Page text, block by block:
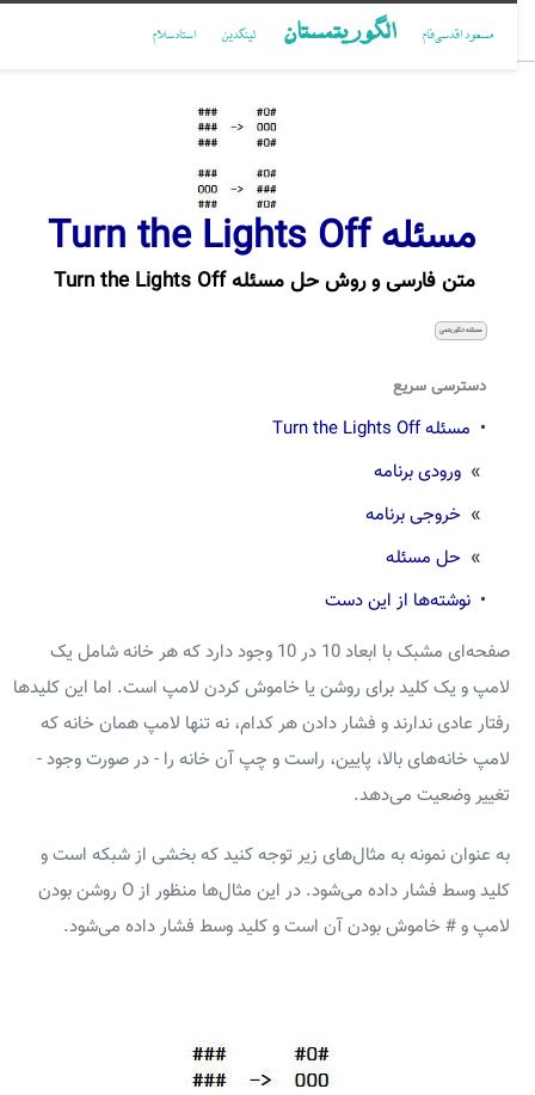
مسعود اقدسی‌فام الگوریتمستان لینکدین استادسلام
مسئله Turn the Lights Off
متن فارسی و روش حل مسئله Turn the Lights Off
مسئله الگوریتمی
دسترسی سریع
مسئله Turn the Lights Off
»ورودی برنامه
»خروجی برنامه
»حل مسئله
نوشته‌ها از این دست
صفحه‌ای مشبک با ابعاد 10 در 10 وجود دارد که هر خانه شامل یک
لامپ و یک کلید برای روشن یا خاموش کردن لامپ است. اما این کلیدها
رفتار عادی ندارند و فشار دادن هر کدام، نه تنها لامپ همان خانه که
لامپ خانه‌های بالا، پایین، راست و چپ آن خانه را - در صورت وجود -
تغییر وضعیت می‌دهد.
به عنوان نمونه به مثال‌های زیر توجه کنید که بخشی از شبکه است و
کلید وسط فشار داده می‌شود. در این مثال‌ها منظور از O روشن بودن
لامپ و #‌ خاموش بودن آن است و کلید وسط فشار داده می‌شود.